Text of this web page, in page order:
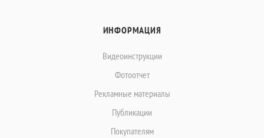
ИНФОРМАЦИЯ
Видеоинструкции
Фотоотчет
Рекламные материалы
Публикации
Покупателям